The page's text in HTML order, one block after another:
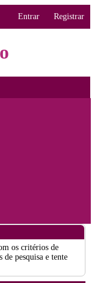
Entrar Registrar
os critérios de
pesquisa e tente